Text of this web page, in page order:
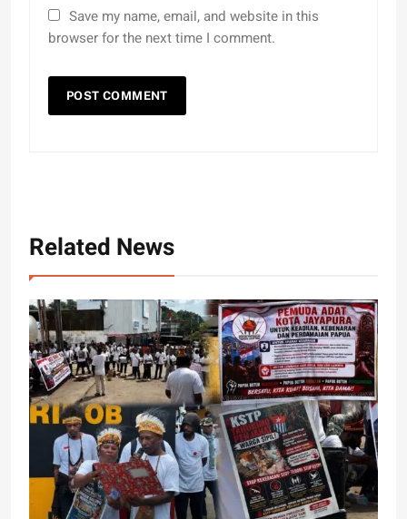
Save my name, email, and website in this
browser for the next time I comment.
Related News